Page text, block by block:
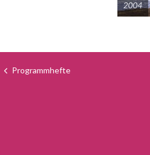
2004
Programmhefte